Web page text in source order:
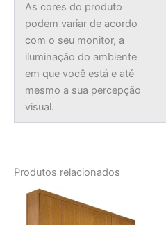
As cores do produto
podem variar de acordo
com o seu monitor, a
iluminação do ambiente
em que você está e até
mesmo a sua percepção
visual.
Produtos relacionados